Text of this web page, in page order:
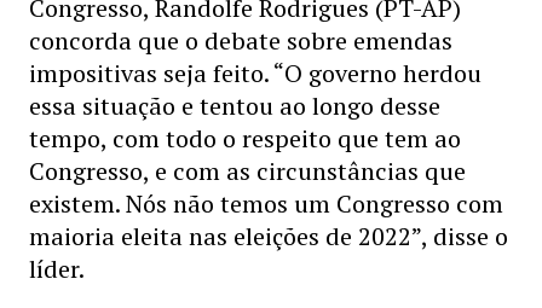
Congresso, Randolfe Rodrigues (PT-AP)
concorda que o debate sobre emendas
impositivas seja feito. “O governo herdou
essa situação e tentou ao longo desse
tempo, com todo o respeito que tem ao
Congresso, e com as circunstâncias que
existem. Nós não temos um Congresso com
maioria eleita nas eleições de 2022”, disse o
líder.